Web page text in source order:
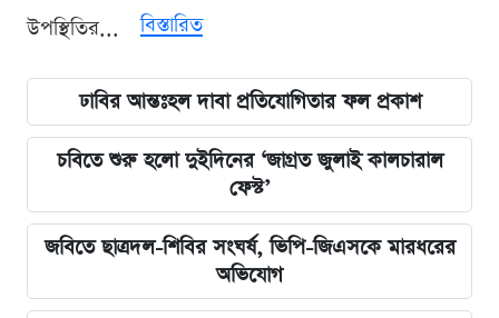
উপস্থিতির...
বিস্তারিত
ঢাবির আন্তঃহল দাবা প্রতিযোগিতার ফল প্রকাশ
চবিতে শুরু হলো দুইদিনের ‘জাগ্রত জুলাই কালচারাল
ফেস্ট’
জবিতে ছাত্রদল-শিবির সংঘর্ষ, ভিপি-জিএসকে মারধরের
অভিযোগ